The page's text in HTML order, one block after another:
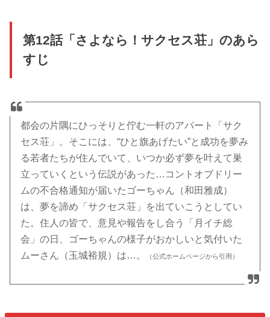
第12話「さよなら！サクセス荘」のあら
すじ
都会の片隅にひっそりと佇む一軒のアパート「サク
セス荘」。そこには、“ひと旗あげたい”と成功を夢み
る若者たちが住んでいて、いつか必ず夢を叶えて巣
立っていくという伝説があった…コントオブドリー
ムの不合格通知が届いたゴーちゃん（和田雅成）
は、夢を諦め「サクセス荘」を出ていこうとしてい
た。住人の皆で、意見や報告をし合う「月イチ総
会」の日、ゴーちゃんの様子がおかしいと気付いた
ムーさん（玉城裕規）は…。
（公式ホームページから引用）